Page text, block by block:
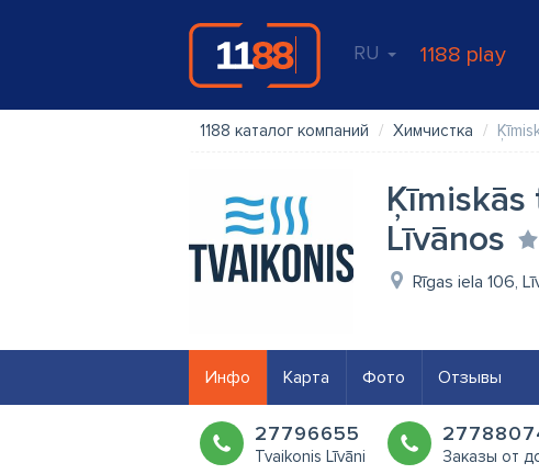
RU 1188 play
1188 каталог компаний Химчистка
Līvānos
Rīgas iela 106,
Инфо Карта Фото Отзывы
27796655
Tvaikonis Līvāni Заказы от